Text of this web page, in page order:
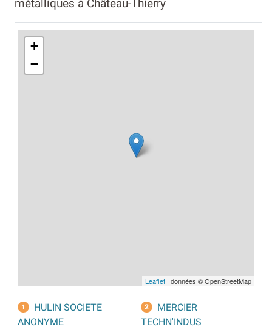
métalliques à Château-Thierry
+
−
Leaflet | données © OpenStreetMap
1
HULIN SOCIETE
ANONYME
2
MERCIER
TECHN'INDUS